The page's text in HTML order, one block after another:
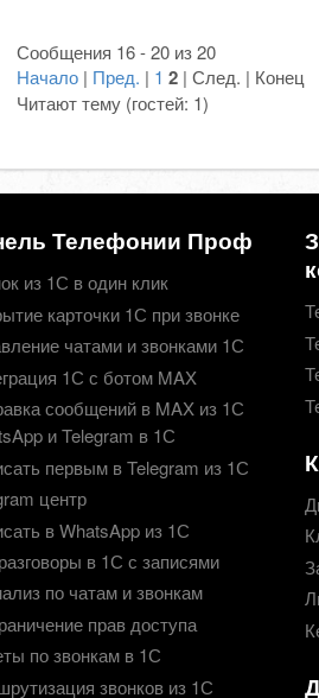
Сообщения 16 - 20 из 20
Начало| Пред. | 1 2| След. | Конец
Читают тему (гостей: 1)
Телефонии Проф
из 1С в один клик
карточки 1С при звонке
чатами и звонками 1С
1С с ботом MAX
сообщений в MAX из 1С
и Telegram в 1С
первым в Telegram из 1С
центр
в WhatsApp из 1С
в 1С с записями
по чатам и звонкам
прав доступа
по звонкам в 1С
звонков из 1С